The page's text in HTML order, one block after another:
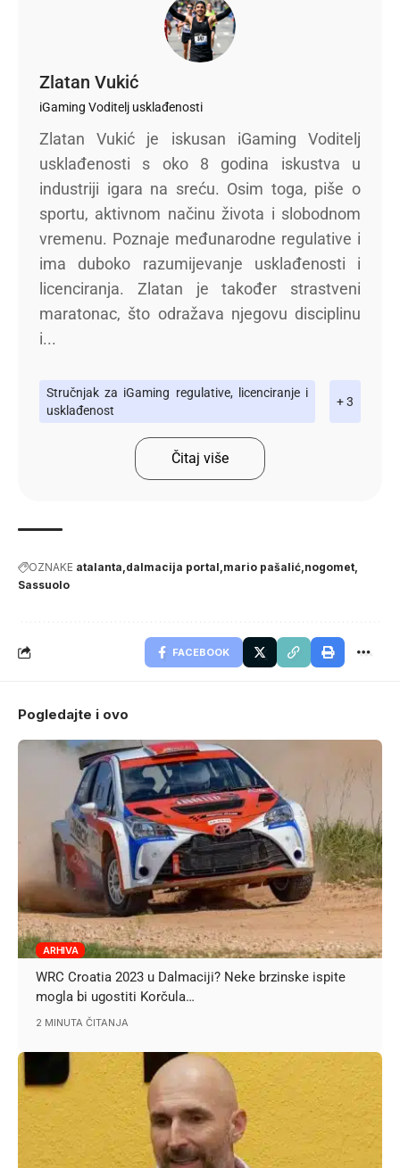
Zlatan Vukić
iGaming Voditelj usklađenosti
Zlatan Vukić je iskusan iGaming Voditelj
usklađenosti s oko 8 godina iskustva u
industriji igara na sreću. Osim toga, piše o
sportu, aktivnom načinu života i slobodnom
vremenu. Poznaje međunarodne regulative i
ima duboko razumijevanje usklađenosti i
licenciranja. Zlatan je također strastveni
maratonac, što odražava njegovu disciplinu
i...
Stručnjak za iGaming regulative, licenciranje i
usklađenost
+ 3
Čitaj više
OZNAKE atalanta dalmacija portal mario pašalić nogomet
Sassuolo
FACEBOOK
Pogledajte i ovo
ARHIVA
WRC Croatia 2023 u Dalmaciji? Neke brzinske ispite
mogla bi ugostiti Korčula…
2 MINUTA ČITANJA